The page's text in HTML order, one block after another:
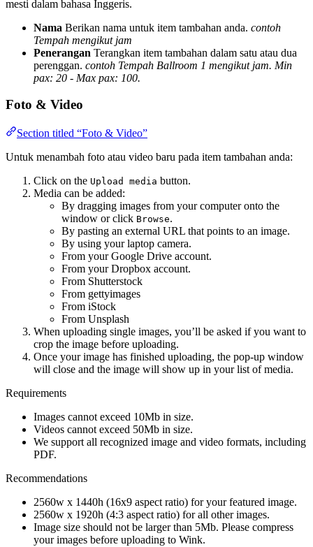
mesti dalam bahasa Inggeris.
Nama Berikan nama untuk item tambahan anda. contoh
Tempah mengikut jam
Penerangan Terangkan item tambahan dalam satu atau dua
perenggan. contoh Tempah Ballroom 1 mengikut jam. Min
pax: 20 - Max pax: 100.
Foto & Video
Section titled “Foto & Video”
Untuk menambah foto atau video baru pada item tambahan anda:
Click on the Upload media button.
Media can be added:
By dragging images from your computer onto the
window or click Browse.
By pasting an external URL that points to an image.
By using your laptop camera.
From your Google Drive account.
From your Dropbox account.
From Shutterstock
From gettyimages
From iStock
From Unsplash
When uploading single images, you’ll be asked if you want to
crop the image before uploading.
Once your image has finished uploading, the pop-up window
will close and the image will show up in your list of media.
Requirements
Images cannot exceed 10Mb in size.
Videos cannot exceed 50Mb in size.
We support all recognized image and video formats, including
PDF.
Recommendations
2560w x 1440h (16x9 aspect ratio) for your featured image.
2560w x 1920h (4:3 aspect ratio) for all other images.
Image size should not be larger than 5Mb. Please compress
your images before uploading to Wink.